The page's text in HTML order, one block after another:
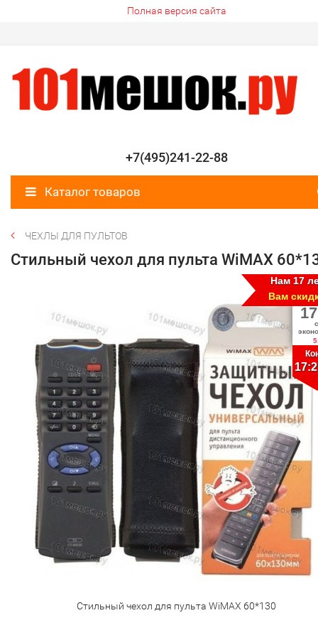
Полная версия сайта
+7(495)241-22-88
Каталог товаров
ЧЕХЛЫ ДЛЯ ПУЛЬТОВ
Стильный чехол для пульта WiMAX
Стильный чехол для пульта WiMAX 60*130
Нам 17
Вам
17